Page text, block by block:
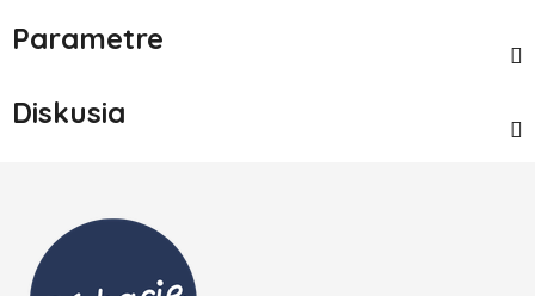
Parametre
Diskusia